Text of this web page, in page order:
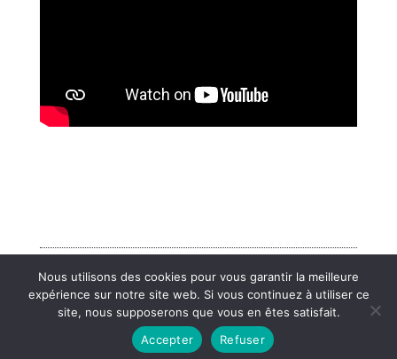
Mentions légales
Nous utilisons des cookies pour vous garantir la meilleure
expérience sur notre site web. Si vous continuez à utiliser ce
site, nous supposerons que vous en êtes satisfait.
Accepter
Refuser